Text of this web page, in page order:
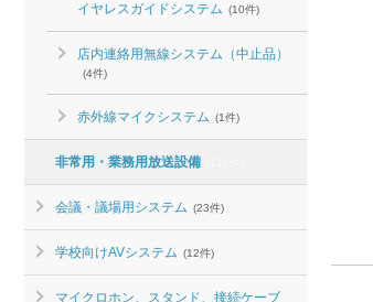
イヤレスガイドシステム (10件)
店内連絡用無線システム（中止品）
(4件)
赤外線マイクシステム (1件)
非常用・業務用放送設備
会議・議場用システム (23件)
学校向けAVシステム (12件)
マイクロホン、スタンド、接続ケーブ